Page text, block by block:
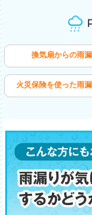
換気扇からの雨
火災保険を使った雨